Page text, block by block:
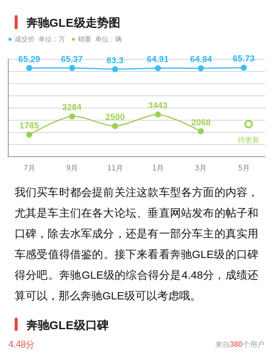
奔驰GLE级走势图
成交价 单位：万 销量 单位：辆
待更新
我们买车时都会提前关注这款车型各方面的内容，
尤其是车主们在各大论坛、垂直网站发布的帖子和
口碑，除去水军成分，还是有一部分车主的真实用
车感受值得借鉴的。接下来看看奔驰GLE级的口碑
得分吧。奔驰GLE级的综合得分是4.48分，成绩还
算可以，那么奔驰GLE级可以考虑哦。
奔驰GLE级口碑
4.48分 来自380个用户